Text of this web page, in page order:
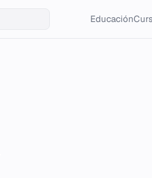
Educación